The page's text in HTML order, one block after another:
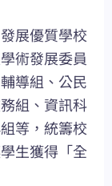
展優質學校
術發展委員
導組、公民
組、資訊科
等，統籌校
生獲得「全